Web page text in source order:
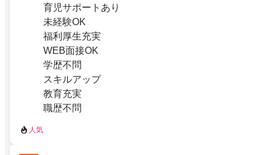
育児サポートあり
未経験OK
福利厚生充実
WEB面接OK
学歴不問
スキルアップ
教育充実
職歴不問
人気